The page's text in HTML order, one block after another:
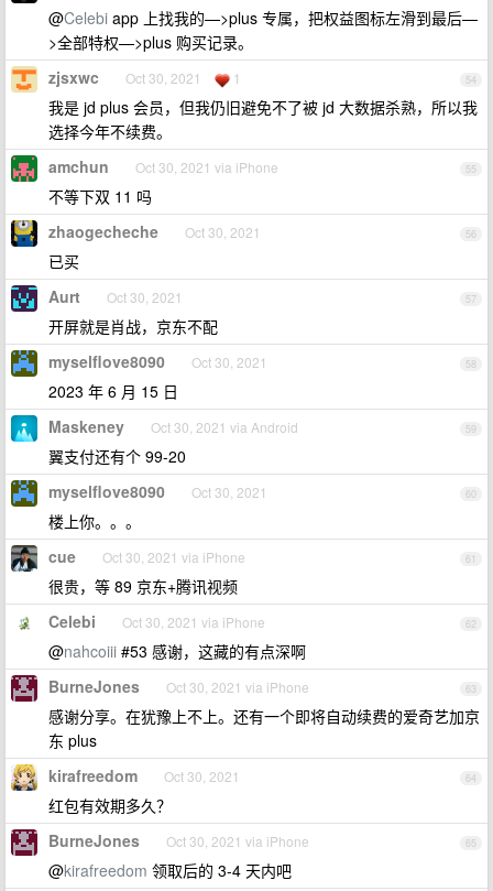
@Celebi app 上找我的—>plus 专属，把权益图标左滑到最后—
>全部特权—>plus 购买记录。
54
zjsxwc Oct 30, 2021 1
我是 jd plus 会员，但我仍旧避免不了被 jd 大数据杀熟，所以我
选择今年不续费。
55
amchun Oct 30, 2021 via iPhone
不等下双 11 吗
56
zhaogecheche Oct 30, 2021
已买
57
Aurt Oct 30, 2021
开屏就是肖战，京东不配
58
myselflove8090 Oct 30, 2021
2023 年 6 月 15 日
59
Maskeney Oct 30, 2021 via Android
翼支付还有个 99-20
60
myselflove8090 Oct 30, 2021
楼上你。。。
61
cue Oct 30, 2021 via iPhone
很贵，等 89 京东+腾讯视频
62
Celebi Oct 30, 2021 via iPhone
@nahcoiii #53 感谢，这藏的有点深啊
63
BurneJones Oct 30, 2021 via iPhone
感谢分享。在犹豫上不上。还有一个即将自动续费的爱奇艺加京
东 plus
64
kirafreedom Oct 30, 2021
红包有效期多久？
65
BurneJones Oct 30, 2021 via iPhone
@kirafreedom 领取后的 3-4 天内吧